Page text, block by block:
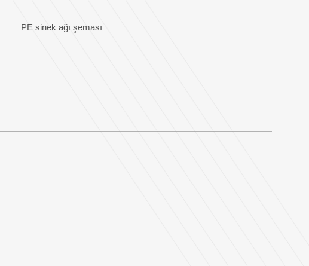
PE sinek ağı şeması